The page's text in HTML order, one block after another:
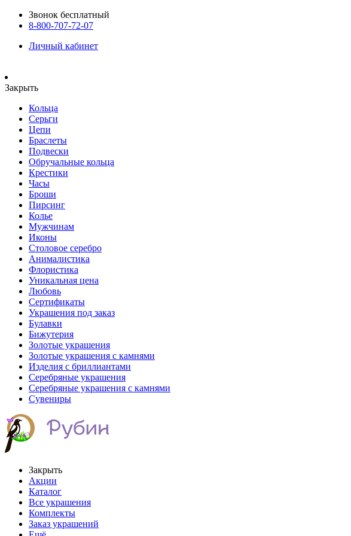
Звонок бесплатный
8-800-707-72-07
Личный кабинет
Закрыть
Кольца
Серьги
Цепи
Браслеты
Подвески
Обручальные кольца
Крестики
Часы
Броши
Пирсинг
Колье
Мужчинам
Иконы
Столовое серебро
Анималистика
Флористика
Уникальная цена
Любовь
Сертификаты
Украшения под заказ
Булавки
Бижутерия
Золотые украшения
Золотые украшения с камнями
Изделия с бриллиантами
Серебряные украшения
Серебряные украшения с камнями
Сувениры
Закрыть
Акции
Каталог
Все украшения
Комплекты
Заказ украшений